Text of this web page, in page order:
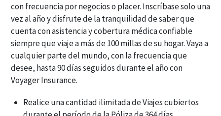
con frecuencia por negocios o placer. Inscríbase solo una
vez al año y disfrute de la tranquilidad de saber que
cuenta con asistencia y cobertura médica confiable
siempre que viaje a más de 100 millas de su hogar. Vaya a
cualquier parte del mundo, con la frecuencia que
desee, hasta 90 días seguidos durante el año con
Voyager Insurance.
Realice una cantidad ilimitada de Viajes cubiertos